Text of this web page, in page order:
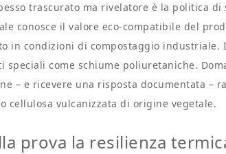
trascurato ma rivelatore è la politica
conosce il valore eco-compatibile del
in condizioni di compostaggio
come schiume poliuretaniche.
– e ricevere una risposta documentata –
cellulosa vulcanizzata di origine vegetale.
prova la resilienza